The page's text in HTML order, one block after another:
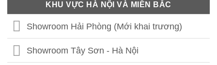
KHU VỰC HÀ NỘI VÀ MIỀN BẮC
Showroom Hải Phòng (Mới khai trương)
Showroom Tây Sơn - Hà Nội